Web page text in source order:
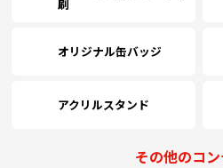
刷
オリジナル缶バッジ
アクリルスタンド
その他のコ